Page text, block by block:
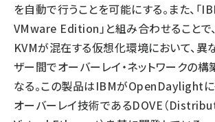
を自動で行うことを可能にする。また、「
VMware Edition」と組み合わせることで
KVMが混在する仮想化環境において、異
ザー間でオーバーレイ・ネットワークの構
なる。この製品はIBMがOpenDaylight
オーバーレイ技術であるDOVE（